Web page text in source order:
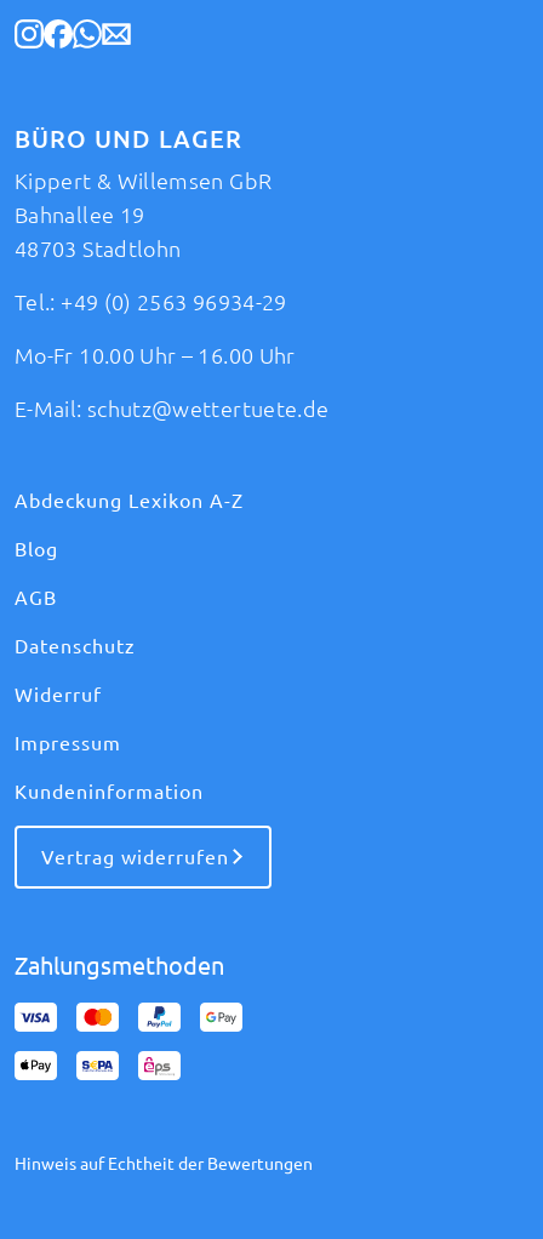
BÜRO UND LAGER
Kippert & Willemsen GbR
Bahnallee 19
48703 Stadtlohn
Tel.: +49 (0) 2563 96934-29
Mo-Fr 10.00 Uhr – 16.00 Uhr
E-Mail: schutz@wettertuete.de
Abdeckung Lexikon A-Z
Blog
AGB
Datenschutz
Widerruf
Impressum
Kundeninformation
Vertrag widerrufen
Zahlungsmethoden
Hinweis auf Echtheit der Bewertungen